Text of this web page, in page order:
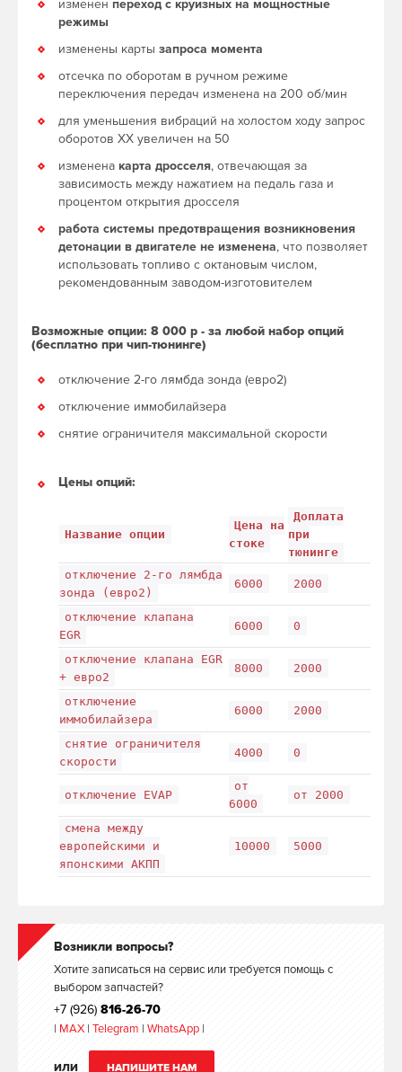
изменен переход с круизных на мощностные
режимы
изменены карты запроса момента
отсечка по оборотам в ручном режиме
переключения передач изменена на 200 об/мин
для уменьшения вибраций на холостом ходу запрос
оборотов ХХ увеличен на 50
изменена карта дросселя, отвечающая за
зависимость между нажатием на педаль газа и
процентом открытия дросселя
работа системы предотвращения возникновения
детонации в двигателе не изменена, что позволяет
использовать топливо с октановым числом,
рекомендованным заводом-изготовителем
Возможные опции: 8 000 р - за любой набор опций
(бесплатно при чип-тюнинге)
отключение 2-го лямбда зонда (евро2)
отключение иммобилайзера
снятие ограничителя максимальной скорости
Цены опций:
Название опции
Цена на
стоке
Доплата
при
тюнинге
отключение 2-го лямбда
зонда (евро2)
6000 2000
отключение клапана
EGR
6000 0
отключение клапана EGR
+ евро2
8000 2000
отключение
иммобилайзера
6000 2000
снятие ограничителя
скорости
4000 0
отключение EVAP
от
6000
от 2000
смена между
европейскими и
японскими АКПП
10000 5000
Возникли вопросы?
Хотите записаться на сервис или требуется помощь с
выбором запчастей?
+7 (926) 816-26-70
| MAX | Telegram | WhatsApp |
ИЛИ НАПИШИТЕ НАМ